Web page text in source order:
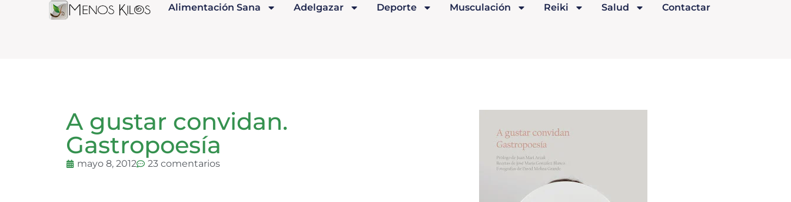
Alimentación Sana Adelgazar Deporte Musculación Reiki Salud Contactar
A gustar convidan.
Gastropoesía
mayo 8, 2012 23 comentarios